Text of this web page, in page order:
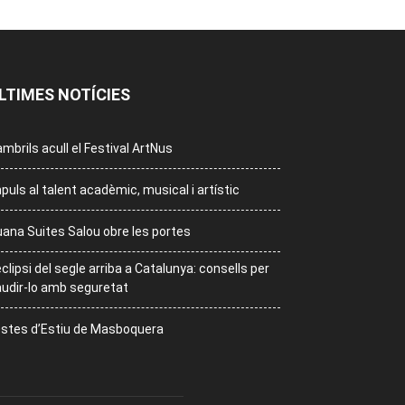
NOTÍCIES
acull el Festival ArtNus
al talent acadèmic, musical i artístic
Suites Salou obre les portes
del segle arriba a Catalunya: consells per
lo amb seguretat
d’Estiu de Masboquera